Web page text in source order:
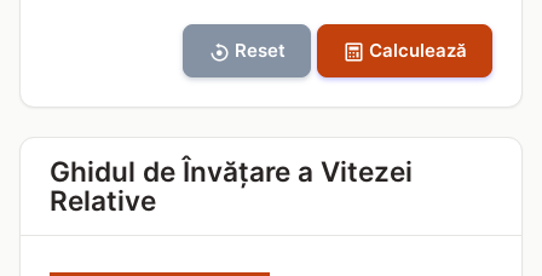
Reset Calculează
Ghidul de Învățare a Vitezei
Relative